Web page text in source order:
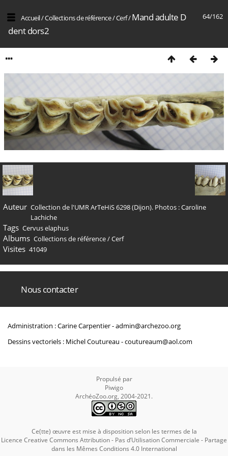
64/162
Accueil/Collections de référence/Cerf/Mand adulte D
dent dors2
Auteur Collection de l'UMR ArTeHiS 6298 (Dijon). Photos : Caroline
Lachiche
Tags Cervus elaphus
Albums Collections de référence/Cerf
Visites 41049
Nous contacter
Administration : Carine Carpentier -admin@archezoo.org
Dessins vectoriels : Michel Coutureau -coutureaum@aol.com
Propulsé par
Piwigo
ArchéoZoo.org, 2004-2021.
Ce(tte) œuvre est mise à disposition selon les termes de la
Licence Creative Commons Attribution - Pas d’Utilisation Commerciale - Partage
dans les Mêmes Conditions 4.0 International